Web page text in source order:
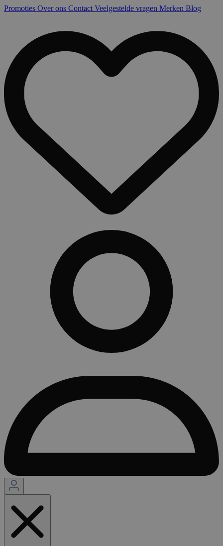
Promoties Over ons Contact Veelgestelde vragen Merken Blog